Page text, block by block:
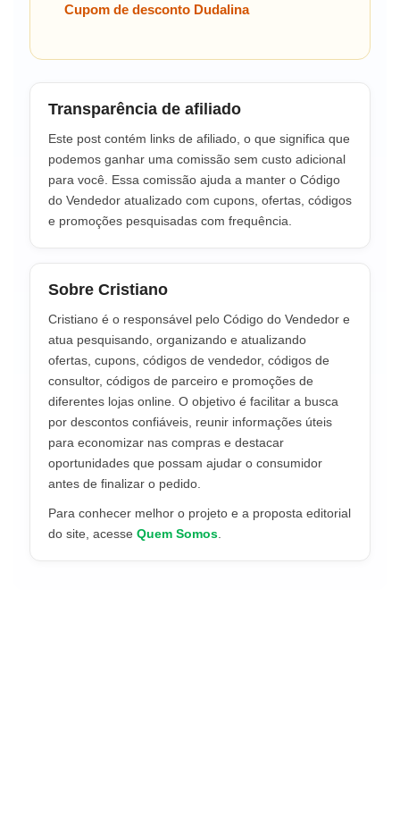
Cupom de desconto Dudalina
Transparência de afiliado
Este post contém links de afiliado, o que significa que
podemos ganhar uma comissão sem custo adicional
para você. Essa comissão ajuda a manter o Código
do Vendedor atualizado com cupons, ofertas, códigos
e promoções pesquisadas com frequência.
Sobre Cristiano
Cristiano é o responsável pelo Código do Vendedor e
atua pesquisando, organizando e atualizando
ofertas, cupons, códigos de vendedor, códigos de
consultor, códigos de parceiro e promoções de
diferentes lojas online. O objetivo é facilitar a busca
por descontos confiáveis, reunir informações úteis
para economizar nas compras e destacar
oportunidades que possam ajudar o consumidor
antes de finalizar o pedido.
Para conhecer melhor o projeto e a proposta editorial
do site, acesse Quem Somos